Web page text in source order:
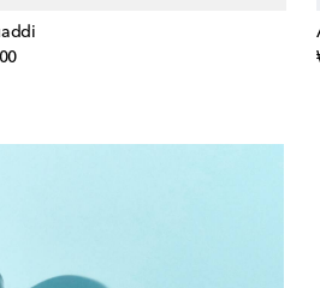
original price